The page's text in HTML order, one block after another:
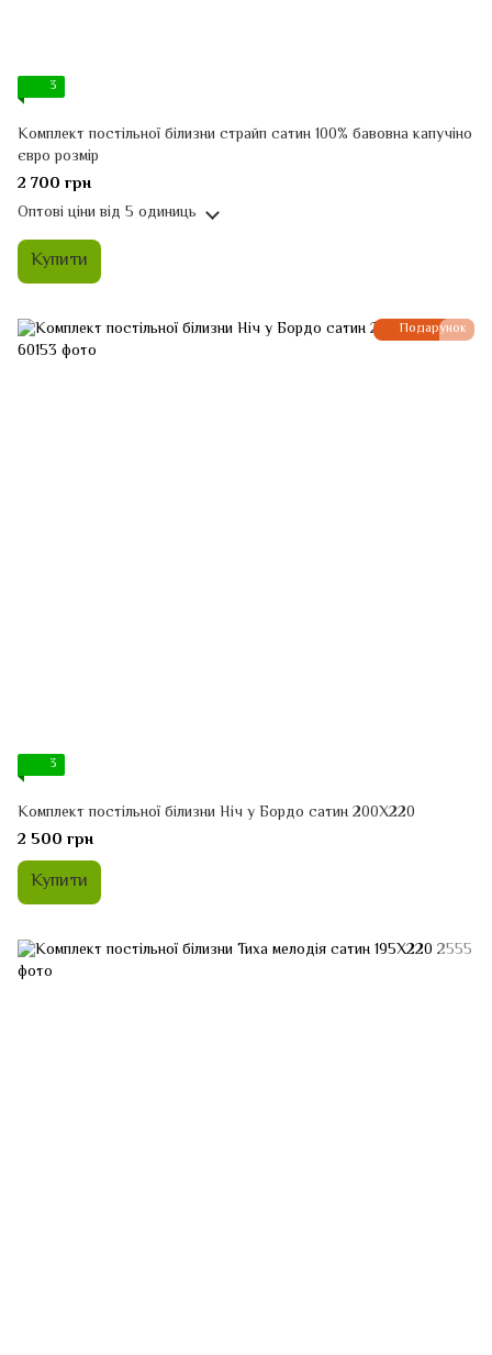
3
Комплект постільної білизни страйп сатин 100% бавовна капучіно
євро розмір
2 700 грн
Оптові ціни від 5 одиниць
Купити
Подарунок
3
Комплект постільної білизни Ніч у Бордо сатин 200Х220
2 500 грн
Купити